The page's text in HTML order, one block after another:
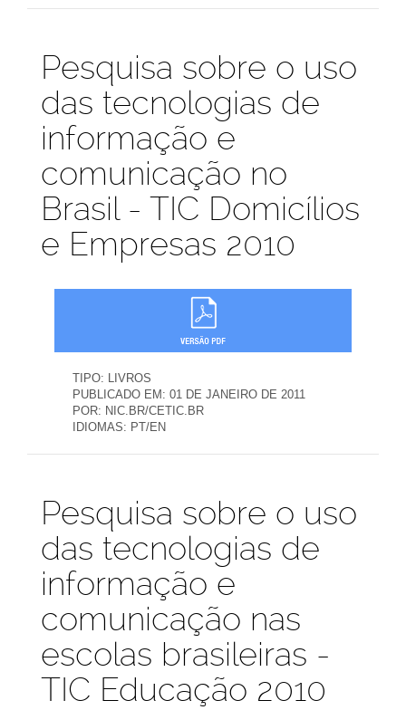
Publicações
Pesquisa sobre o uso
das tecnologias de
informação e
comunicação no
Brasil - TIC Domicílios
e Empresas 2010
TIPO: LIVROS
PUBLICADO EM: 01 DE JANEIRO DE 2011
POR: NIC.BR/CETIC.BR
IDIOMAS: PT/EN
Publicações
Pesquisa sobre o uso
das tecnologias de
informação e
comunicação nas
escolas brasileiras -
TIC Educação 2010